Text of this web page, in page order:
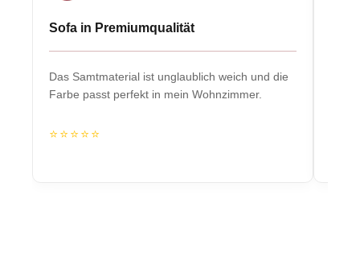
Sofa in Premiumqualität
Das Samtmaterial ist unglaublich weich und die
Farbe passt perfekt in mein Wohnzimmer.
⭐⭐⭐⭐⭐